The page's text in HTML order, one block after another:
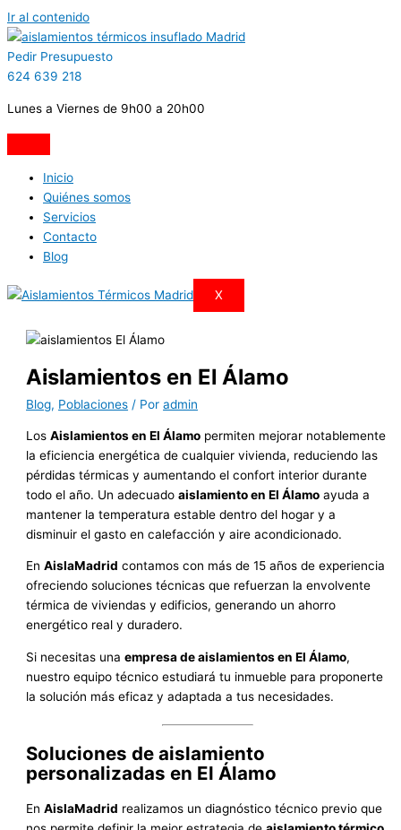
Ir al contenido
Pedir Presupuesto
624 639 218
Lunes a Viernes de 9h00 a 20h00
Inicio
Quiénes somos
Servicios
Contacto
Blog
X
Aislamientos en El Álamo
Blog, Poblaciones / Poradmin
LosAislamientos en El Álamo permiten mejorar notablemente
la eficiencia energética de cualquier vivienda, reduciendo las
pérdidas térmicas y aumentando el confort interior durante
todo el año. Un adecuadoaislamiento en El Álamo ayuda a
mantener la temperatura estable dentro del hogar y a
disminuir el gasto en calefacción y aire acondicionado.
EnAislaMadrid contamos con más de 15 años de experiencia
ofreciendo soluciones técnicas que refuerzan la envolvente
térmica de viviendas y edificios, generando un ahorro
energético real y duradero.
Si necesitas unaempresa de aislamientos en El Álamo,
nuestro equipo técnico estudiará tu inmueble para proponerte
la solución más eficaz y adaptada a tus necesidades.
Soluciones de aislamiento
personalizadas en El Álamo
EnAislaMadrid realizamos un diagnóstico técnico previo que